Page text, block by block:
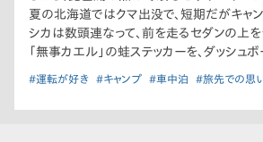
夏の北海道ではクマ出没で、短期だがキャ
シカは数頭連なって、前を走るセダンの上を
「無事カエル」の蛙ステッカーを、ダッシュ
#運転が好き #キャンプ #車中泊 #旅先での思